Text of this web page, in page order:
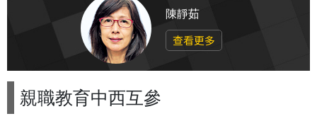
陳靜茹
查看更多
親職教育中西互參